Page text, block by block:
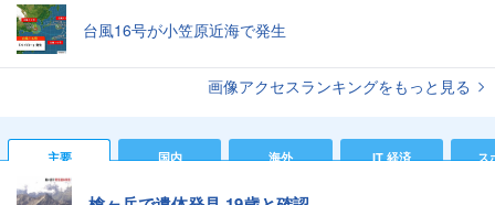
台風16号が小笠原近海で発生
画像アクセスランキングをもっと見る
主要 国内 海外 IT 経済 ス